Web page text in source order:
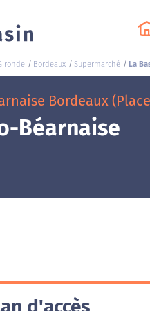
Bordeaux Supermarché La
Bordeaux
Béarnaise